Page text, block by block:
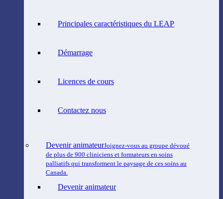
Principales caractéristiques du LEAP
Démarrage
Licences de cours
Contactez nous
Devenir animateurJoignez-vous au groupe dévoué
de plus de 900 cliniciens et formateurs en soins
palliatifs qui transforment le paysage de ces soins au
Canada.
Devenir animateur